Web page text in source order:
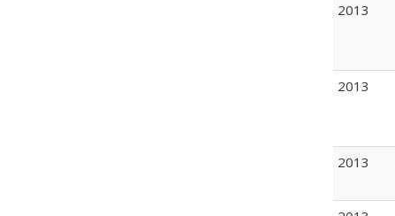
2013
2013
2013